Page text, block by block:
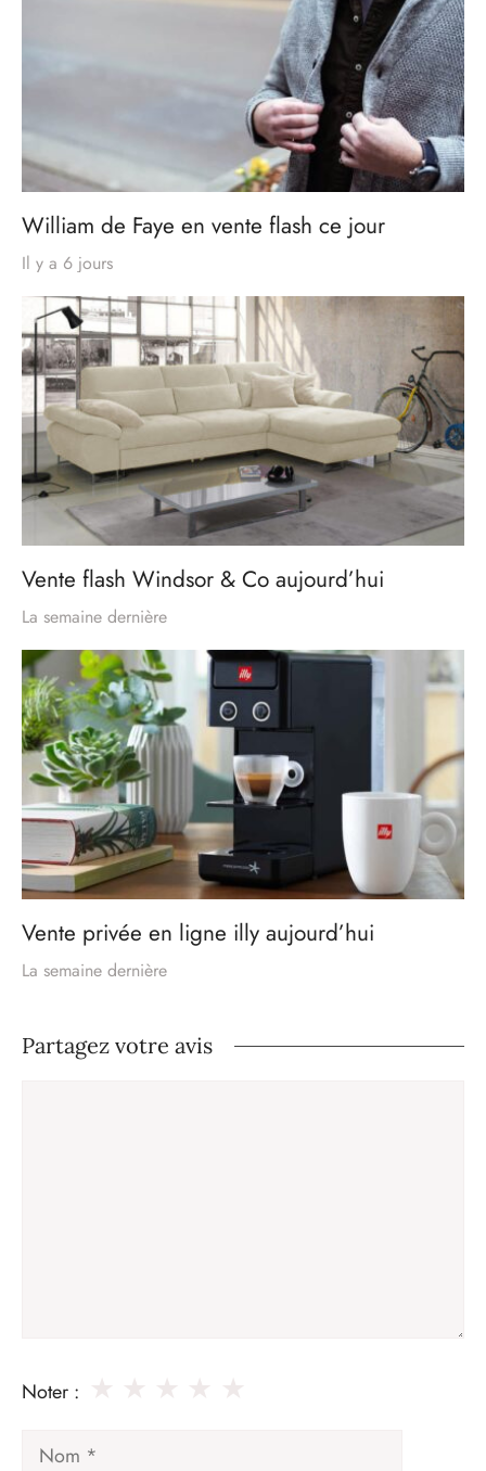
William de Faye en vente flash ce jour
Il y a 6 jours
Vente flash Windsor & Co aujourd’hui
La semaine dernière
Vente privée en ligne illy aujourd’hui
La semaine dernière
Partagez votre avis
Noter :
Nom